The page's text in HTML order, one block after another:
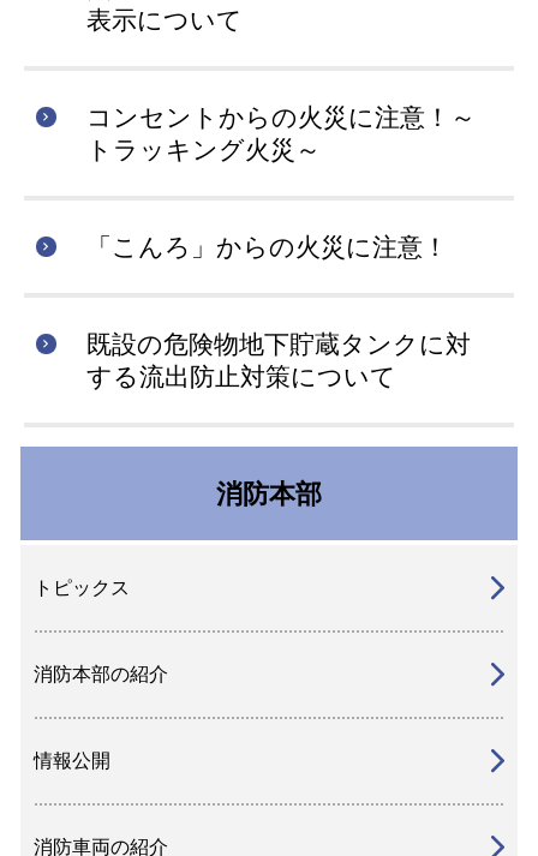
表示について
コンセントからの火災に注意！～
トラッキング火災～
「こんろ」からの火災に注意！
既設の危険物地下貯蔵タンクに対
する流出防止対策について
消防本部
トピックス
消防本部の紹介
情報公開
消防車両の紹介